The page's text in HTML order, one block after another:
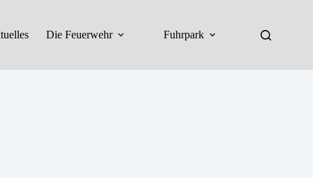
Die Feuerwehr Fuhrpark